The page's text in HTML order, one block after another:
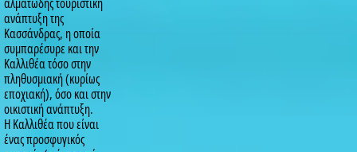
ανάπτυξη της
Κασσάνδρας, η οποία
συμπαρέσυρε και την
Καλλιθέα τόσο στην
πληθυσμιακή (κυρίως
εποχιακή), όσο και στην
οικιστική ανάπτυξη.
Η Καλλιθέα που είναι
ένας προσφυγικός